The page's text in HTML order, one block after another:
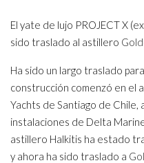
El yate de lujo PROJECT X
sido traslado al astillero
Ha sido un largo traslado
construcción comenzó en el
Yachts de Santiago de
instalaciones de Delta
astillero Halkitis ha estado
y ahora ha sido traslado a